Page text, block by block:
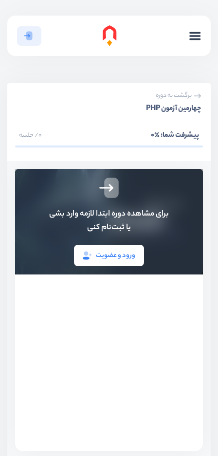
برگشت به دوره
چهارمین آزمون PHP
پیشرفت شما:٪0 0/ جلسه
برای مشاهده دوره ابتدا لازمه وارد بشی
یا ثبت‌نام کنی
ورود و عضویت